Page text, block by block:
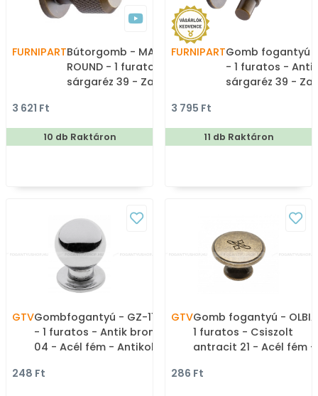
FURNIPARTBútorgomb - MANOR
ROUND - 1 furatos - Antik
sárgaréz 39 - Zamak fém
gombfogantyú
(szögletes, kerek)
3 621 Ft
10 db Raktáron
FURNIPARTGomb fogantyú -
- 1 furatos - Antik
sárgaréz 39 -
gombfogantyú
(szögletes,
3 795 Ft
11 db Raktáron
GTVGombfogantyú - GZ-1155
- 1 furatos - Antik bronz
04 - Acél fém - Antikolt,
gombfogantyú
248 Ft
GTVGomb fogantyú -
1 furatos - Csiszolt
antracit 21 - Acél fém -
gombfogantyú
286 Ft